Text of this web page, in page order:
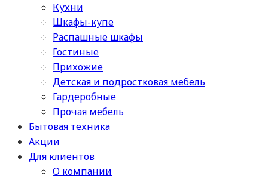
Кухни
Шкафы-купе
Распашные шкафы
Гостиные
Прихожие
Детская и подростковая мебель
Гардеробные
Прочая мебель
Бытовая техника
Акции
Для клиентов
О компании